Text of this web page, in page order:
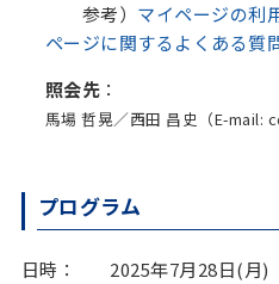
参考） マイページの利
ページに関するよくある質
照会先 ：
馬場 哲晃／西田 昌史（E-mail:
プログラム
日時： 2025年7月28日(月)